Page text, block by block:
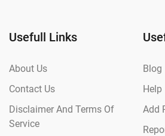
Usefull Links
About Us
Contact Us
Disclaimer And Terms Of
Service
Blog
Help
Add